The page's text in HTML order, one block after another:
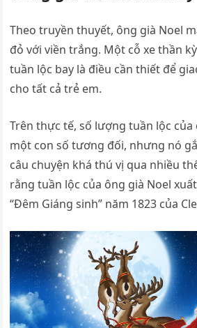
Theo truyền thuyết, ông già Noel
đỏ với viền trắng. Một cỗ xe thần
tuần lộc bay là điều cần thiết để
cho tất cả trẻ em.
Trên thực tế, số lượng tuần lộc của
một con số tương đối, nhưng nó
câu chuyện khá thú vị qua nhiều
rằng tuần lộc của ông già Noel
“Đêm Giáng sinh” năm 1823 của